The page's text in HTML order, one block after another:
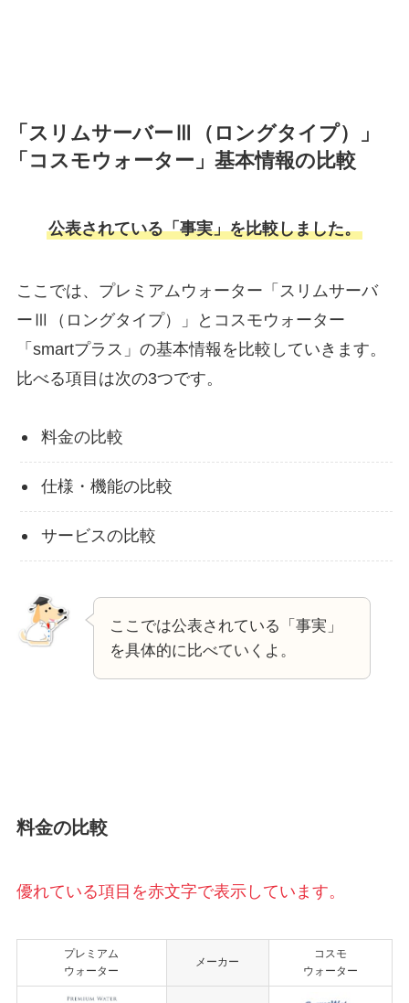
「スリムサーバーⅢ（ロングタイプ）」
「コスモウォーター」基本情報の比較
公表されている「事実」を比較しました。
ここでは、プレミアムウォーター「スリムサーバ
ーⅢ（ロングタイプ）」とコスモウォーター
「smartプラス」の基本情報を比較していきます。
比べる項目は次の3つです。
料金の比較
仕様・機能の比較
サービスの比較
ここでは公表されている「事実」
を具体的に比べていくよ。
料金の比較
優れている項目を赤文字で表示しています。
プレミアム
ウォーター
メーカー
コスモ
ウォーター